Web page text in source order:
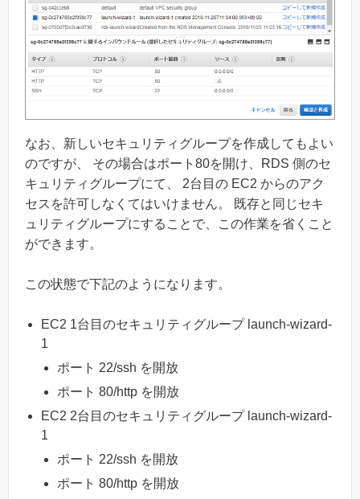
なお、新しいセキュリティグループを作成してもよい
のですが、 その場合はポート80を開け、RDS 側のセ
キュリティグループにて、 2台目の EC2 からのアク
セスを許可しなくてはいけません。 既存と同じセキ
ュリティグループにすることで、この作業を省くこと
ができます。
この状態で下記のようになります。
EC2 1台目のセキュリティグループ launch-wizard-
1
ポート 22/ssh を開放
ポート 80/http を開放
EC2 2台目のセキュリティグループ launch-wizard-
1
ポート 22/ssh を開放
ポート 80/http を開放